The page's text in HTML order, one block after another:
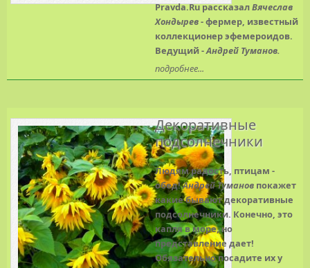
Pravda.Ru рассказалВячеслав
Хондырев- фермер, известный
коллекционер эфемероидов.
Ведущий -Андрей Туманов.
подробнее...
Декоративные
подсолнечники
Людям радость, птицам -
обед!Андрей Туманов покажет
какие бывают декоративные
подсолнечники. Конечно, это
капля в море, но
представление дает!
Обязательно посадите их у